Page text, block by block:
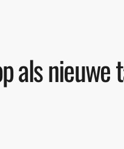
als nieuwe